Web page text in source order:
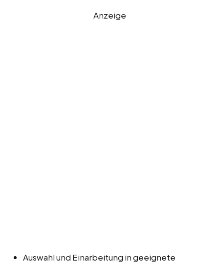
Anzeige
Auswahl und Einarbeitung in geeignete